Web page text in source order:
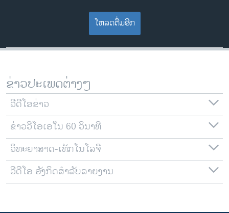
ໂຫລດຕື່ມອີກ
ຂ່າວປະເພດຕ່າງໆ
ວີດີໂອຂ່າວ
ຂ່າວວີໂອເອໃນ 60 ວິນາທີ
ວິທະຍາສາດ-ເທັກໂນໂລຈີ
ວີດີໂອ ອັງກິດສຳລັບລາຍງານ